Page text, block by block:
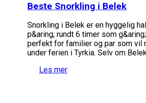
Beste Snorkling i Belek
Snorkling i Belek er en hyggelig
p&aring; rundt 6 timer som
perfekt for familier og par som vil
under ferien i Tyrkia. Selv om
Les mer